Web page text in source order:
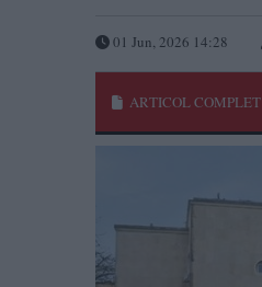
01 Jun, 2026 14:28
ARTICOL COMPLET